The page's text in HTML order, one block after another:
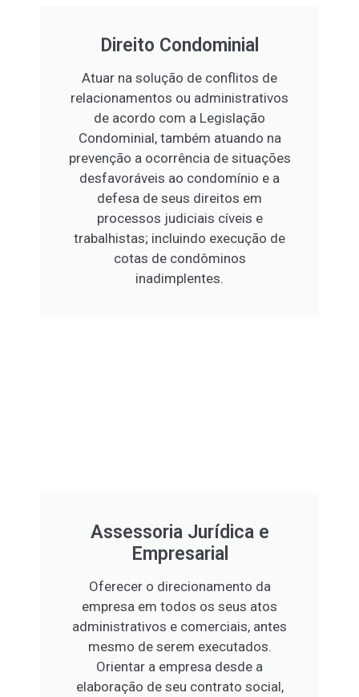
Direito Condominial
Atuar na solução de conflitos de
relacionamentos ou administrativos
de acordo com a Legislação
Condominial, também atuando na
prevenção a ocorrência de situações
desfavoráveis ao condomínio e a
defesa de seus direitos em
processos judiciais cíveis e
trabalhistas; incluindo execução de
cotas de condôminos
inadimplentes.
Assessoria Jurídica e
Empresarial
Oferecer o direcionamento da
empresa em todos os seus atos
administrativos e comerciais, antes
mesmo de serem executados.
Orientar a empresa desde a
elaboração de seu contrato social,